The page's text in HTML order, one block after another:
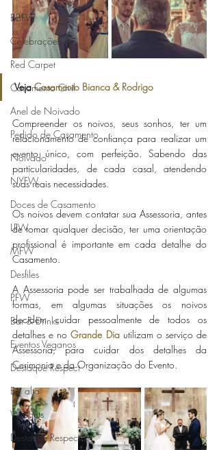
BBFW
Celebrações
Red Carpet
Casamento Civil
Anel de Noivado
Pedido de Casamento
Noivado
NYFW
Doces de Casamento
LFW
MFW
Desfiles
PFW
Bar & Drinks
Eventos Veganos
Destaque Respect
Em alta
Widgets
Destaque Respect 2
Veja Casamento Bianca & Rodrigo
Compreender os noivos, seus sonhos, ter um
relacionamento de confiança para realizar um
evento único, com perfeição. Sabendo das
particularidades, de cada casal, atendendo
suas reais necessidades.
Os noivos devem contatar sua Assessoria, antes
de tomar qualquer decisão, ter uma orientação
profissional é importante em cada detalhe do
Casamento.
A Assessoria pode ser trabalhada de algumas
formas, em algumas situações os noivos
decidem cuidar pessoalmente de todos os
detalhes e no Grande Dia utilizam o serviço de
Assessoria, para cuidar dos detalhes da
Cerimonia e da Organização do Evento.